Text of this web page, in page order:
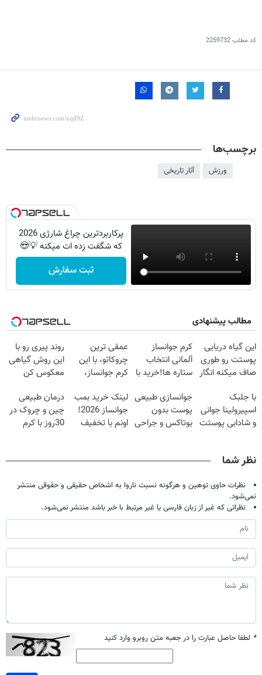
کد مطلب2259732
برچسب‌ها
ورزش آثار تاریخی
پرکاربردترین چراغ شارژی 2026
که شگفت زده ات میکنه 💡😍
ثبت سفارش
مطالب پیشنهادی
این گیاه دریایی
پوستت رو طوری
صاف میکنه انگار
شدی🔥
کرم جوانساز
آلمانی انتخاب
ستاره ها!خرید با
عمقی ترین
چروکاتو، با این
کرم جوانساز،
تخفیف سفارش
فوری)
روند پیری رو با
این روش گیاهی
معکوس کن
با جلبک
اسپیرولینا جوانی
و شادابی پوستت
جوانسازی طبیعی
پوست بدون
بوتاکس و جراحی
لینک خرید بمب
جوانساز 2026!
اونم با تخفیف
درمان طبیعی
چین و چروک در
30روز با کرم
نظر شما
نظرات حاوی توهین و هرگونه نسبت ناروا به اشخاص حقیقی و حقوقی منتشر
نمی‌شود.
نظراتی که غیر از زبان فارسی یا غیر مرتبط با خبر باشد منتشر نمی‌شود.
* لطفا حاصل عبارت را در جعبه متن روبرو وارد کنید